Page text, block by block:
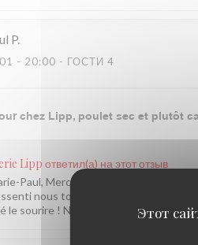
Этот
P
- 20:00 - ГОСТИ 4
chez Lipp, poulet sec et plutôt
Lipp ответил(а) на этот отзыв
Paul, Merci pour ce retour honnête.
nous touche et nous en parlons
le sourire ! Nous espérons vous